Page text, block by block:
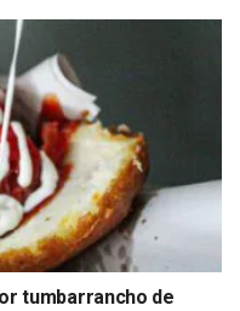
tumbarrancho de